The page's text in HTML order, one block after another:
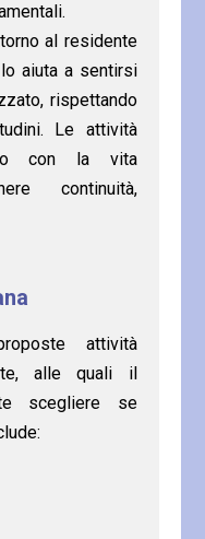
al residente
aiuta a sentirsi
rispettando
Le attività
con la vita
continuità,
attività
alle quali il
scegliere se